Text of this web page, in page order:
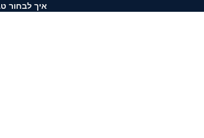
איך לבחור